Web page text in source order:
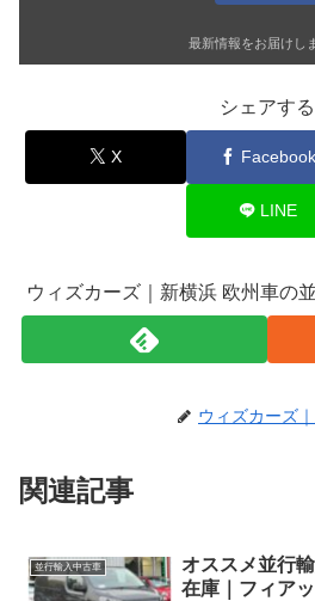
最新情報をお届けし
シェアする
X Facebook
LINE
ウィズカーズ｜新横浜 欧州車の
ウィズカーズ
関連記事
並行輸入中古車
オススメ並行
在庫｜フィア